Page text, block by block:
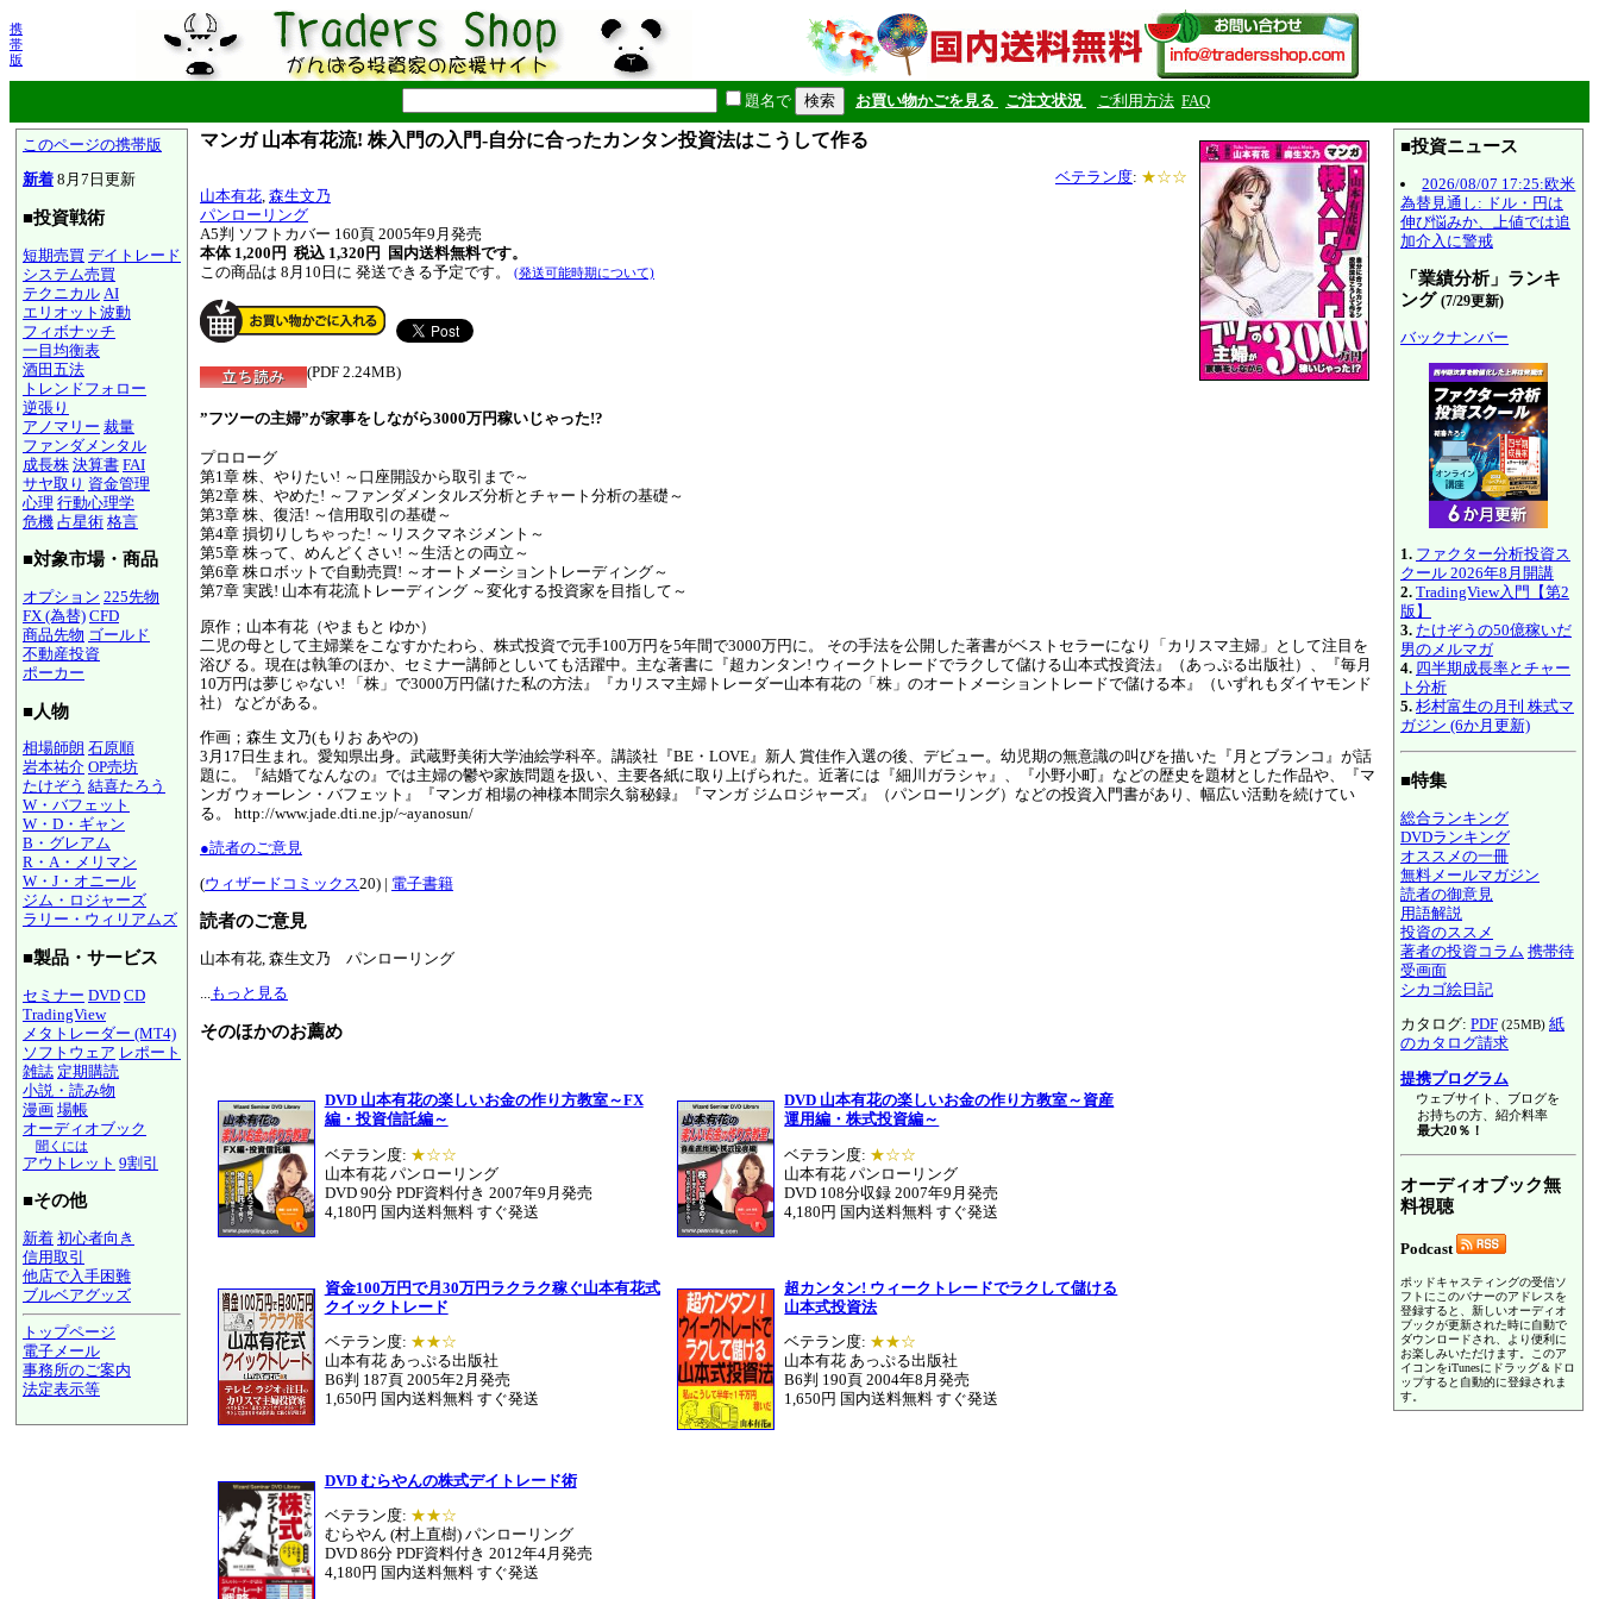
携
帯
版
題名で お買い物かごを見る ご注文状況 ご利用方法 FAQ
このページの携帯版
新着 8月7日更新
■投資戦術
短期売買 デイトレード
システム売買
テクニカル AI
エリオット波動
フィボナッチ
一目均衡表
酒田五法
トレンドフォロー
逆張り
アノマリー 裁量
ファンダメンタル
成長株 決算書 FAI
サヤ取り 資金管理
心理 行動心理学
危機 占星術 格言
■対象市場・商品
オプション 225先物
FX (為替) CFD
商品先物 ゴールド
不動産投資
ポーカー
■人物
相場師朗 石原順
岩本祐介 OP売坊
たけぞう 結喜たろう
W・バフェット
W・D・ギャン
B・グレアム
R・A・メリマン
W・J・オニール
ジム・ロジャーズ
ラリー・ウィリアムズ
■製品・サービス
セミナー DVD CD
TradingView
メタトレーダー (MT4)
ソフトウェア レポート
雑誌 定期購読
小説・読み物
漫画 場帳
オーディオブック
聞くには
アウトレット 9割引
■その他
新着 初心者向き
信用取引
他店で入手困難
ブルベアグッズ
トップページ
電子メール
事務所のご案内
法定表示等
マンガ 山本有花流! 株入門の入門-自分に合ったカンタン投資法はこうして作る
ベテラン度: ★☆☆
山本有花, 森生文乃
パンローリング
A5判 ソフトカバー 160頁 2005年9月発売
本体 1,200円 税込 1,320円
国内送料無料です。
この商品は 8月10日に 発送できる予定です。
(発送可能時期について)
(PDF 2.24MB)
”フツーの主婦”が家事をしながら3000万円稼いじゃった!?
プロローグ
第1章 株、やりたい! ～口座開設から取引まで～
第2章 株、やめた! ～ファンダメンタルズ分析とチャート分析の基礎～
第3章 株、復活! ～信用取引の基礎～
第4章 損切りしちゃった! ～リスクマネジメント～
第5章 株って、めんどくさい! ～生活との両立～
第6章 株ロボットで自動売買! ～オートメーショントレーディング～
第7章 実践! 山本有花流トレーディング ～変化する投資家を目指して～
原作；山本有花（やまもと ゆか）
二児の母として主婦業をこなすかたわら、株式投資で元手100万円を5年間で3000万円に。 その手法を公開した著書がベストセラーになり「カリスマ主婦」として注目を
浴び る。現在は執筆のほか、セミナー講師としいても活躍中。主な著書に『超カンタン! ウィークトレードでラクして儲ける山本式投資法』（あっぷる出版社）、『毎月
10万円は夢じゃない! 「株」で3000万円儲けた私の方法』『カリスマ主婦トレーダー山本有花の「株」のオートメーショントレードで儲ける本』（いずれもダイヤモンド
社） などがある。
作画；森生 文乃(もりお あやの)
3月17日生まれ。愛知県出身。武蔵野美術大学油絵学科卒。講談社『BE・LOVE』新人 賞佳作入選の後、デビュー。幼児期の無意識の叫びを描いた『月とブランコ』が話
題に。『結婚てなんなの』では主婦の鬱や家族問題を扱い、主要各紙に取り上げられた。近著には『細川ガラシャ』、『小野小町』などの歴史を題材とした作品や、『マ
ンガ ウォーレン・バフェット』『マンガ 相場の神様本間宗久翁秘録』『マンガ ジムロジャーズ』（パンローリング）などの投資入門書があり、幅広い活動を続けてい
る。 http://www.jade.dti.ne.jp/~ayanosun/
●読者のご意見
(ウィザードコミックス20) | 電子書籍
読者のご意見
山本有花, 森生文乃 パンローリング
...もっと見る
そのほかのお薦め
DVD 山本有花の楽しいお金の作り方教室～FX
編・投資信託編～
ベテラン度: ★☆☆
山本有花 パンローリング
DVD 90分 PDF資料付き 2007年9月発売
4,180円 国内送料無料 すぐ発送
DVD 山本有花の楽しいお金の作り方教室～資産
運用編・株式投資編～
ベテラン度: ★☆☆
山本有花 パンローリング
DVD 108分収録 2007年9月発売
4,180円 国内送料無料 すぐ発送
資金100万円で月30万円ラクラク稼ぐ山本有花式
クイックトレード
ベテラン度: ★★☆
山本有花 あっぷる出版社
B6判 187頁 2005年2月発売
1,650円 国内送料無料 すぐ発送
超カンタン! ウィークトレードでラクして儲ける
山本式投資法
ベテラン度: ★★☆
山本有花 あっぷる出版社
B6判 190頁 2004年8月発売
1,650円 国内送料無料 すぐ発送
DVD むらやんの株式デイトレード術
ベテラン度: ★★☆
むらやん (村上直樹) パンローリング
DVD 86分 PDF資料付き 2012年4月発売
4,180円 国内送料無料 すぐ発送
■投資ニュース
2026/08/07 17:25:欧米
為替見通し: ドル・円は
伸び悩みか、上値では追
加介入に警戒
「業績分析」ランキ
ング (7/29更新)
バックナンバー
1. ファクター分析投資ス
クール 2026年8月開講
2. TradingView入門【第2
版】
3. たけぞうの50億稼いだ
男のメルマガ
4. 四半期成長率とチャー
ト分析
5. 杉村富生の月刊 株式マ
ガジン (6か月更新)
■特集
総合ランキング
DVDランキング
オススメの一冊
無料メールマガジン
読者の御意見
用語解説
投資のススメ
著者の投資コラム 携帯待
受画面
シカゴ絵日記
カタログ: PDF (25MB) 紙
のカタログ請求
提携プログラム
ウェブサイト、ブログを
お持ちの方、紹介料率
最大20％！
オーディオブック無
料視聴
Podcast
ポッドキャスティングの受信ソ
フトにこのバナーのアドレスを
登録すると、新しいオーディオ
ブックが更新された時に自動で
ダウンロードされ、より便利に
お楽しみいただけます。このア
イコンをiTunesにドラッグ＆ドロ
ップすると自動的に登録されま
す。